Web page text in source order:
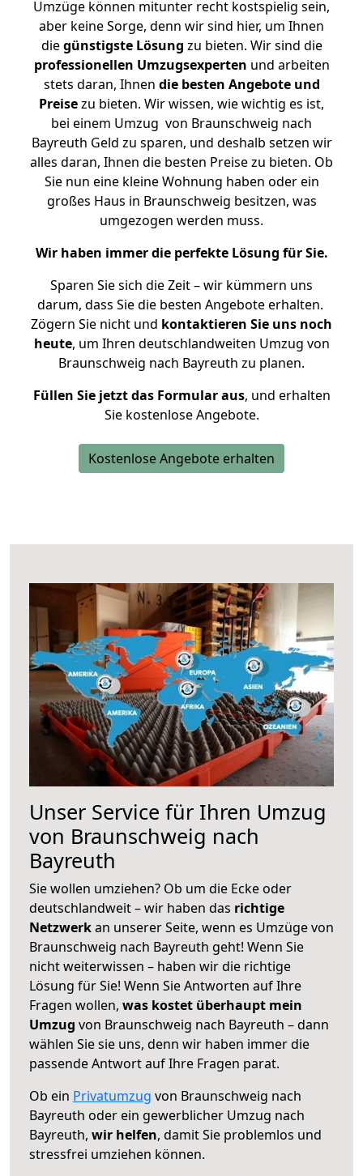
Umzüge können mitunter recht kostspielig sein,
aber keine Sorge, denn wir sind hier, um Ihnen
diegünstigste Lösung zu bieten. Wir sind die
professionellen Umzugsexperten und arbeiten
stets daran, Ihnen die besten Angebote und
Preisezu bieten. Wir wissen, wie wichtig es ist,
bei einem Umzug von Braunschweig nach
Bayreuth Geld zu sparen, und deshalb setzen wir
alles daran, Ihnen die besten Preise zu bieten. Ob
Sie nun eine kleine Wohnung haben oder ein
großes Haus in Braunschweig besitzen, was
umgezogen werden muss.
Wir haben immer die perfekte Lösung für Sie.
Sparen Sie sich die Zeit – wir kümmern uns
darum, dass Sie die besten Angebote erhalten.
Zögern Sie nicht und kontaktieren Sie uns noch
heute, um Ihren deutschlandweiten Umzug von
Braunschweig nach Bayreuth zu planen.
Füllen Sie jetzt das Formular aus, und erhalten
Sie kostenlose Angebote.
Kostenlose Angebote erhalten
Unser Service für Ihren Umzug
von Braunschweig nach
Bayreuth
Sie wollen umziehen? Ob um die Ecke oder
deutschlandweit – wir haben das richtige
Netzwerkan unserer Seite, wenn es Umzüge von
Braunschweig nach Bayreuth geht! Wenn Sie
nicht weiterwissen – haben wir die richtige
Lösung für Sie! Wenn Sie Antworten auf Ihre
Fragen wollen, was kostet überhaupt mein
Umzug von Braunschweig nach Bayreuth – dann
wählen Sie sie uns, denn wir haben immer die
passende Antwort auf Ihre Fragen parat.
Ob ein Privatumzug von Braunschweig nach
Bayreuth oder ein gewerblicher Umzug nach
Bayreuth, wir helfen, damit Sie problemlos und
stressfrei umziehen können.